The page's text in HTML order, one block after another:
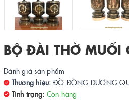
BỘ ĐÀI THỜ MUỐI
Đánh giá sản phẩm
Thương hiệu: ĐỒ ĐỒNG DƯƠNG
Tình trạng: Còn hàng